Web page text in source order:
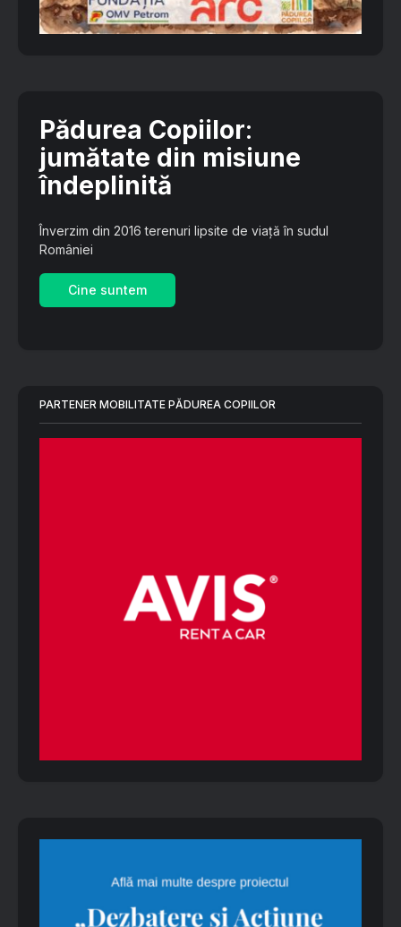
Pădurea Copiilor:
jumătate din misiune
îndeplinită
Înverzim din 2016 terenuri lipsite de viață în sudul
României
Cine suntem
PARTENER MOBILITATE PĂDUREA COPIILOR